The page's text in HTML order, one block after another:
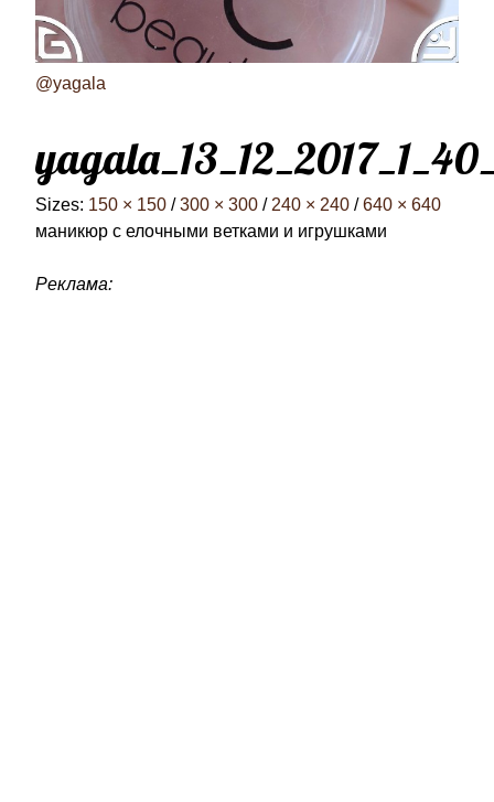
@yagala
Sizes: 150 × 150 / 300 × 300 / 240 × 240 / 640 × 640
маникюр с елочными ветками и игрушками
Реклама: